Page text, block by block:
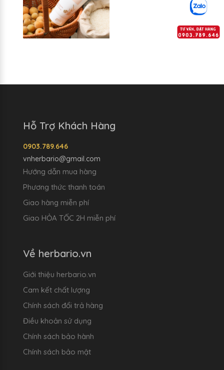
Hỗ Trợ Khách Hàng
0903.789.646
vnherbario@gmail.com
Hướng dẫn mua hàng
Phương thức thanh toán
Giao hàng miễn phí
Giao HỎA TỐC 2H miễn phí
Về herbario.vn
Giới thiệu herbario.vn
Cam kết chất lượng
Chính sách đổi trả hàng
Điều khoản sử dụng
Chính sách bảo hành
Chính sách bảo mật